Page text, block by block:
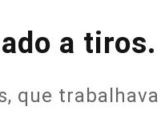
a tiros.
que